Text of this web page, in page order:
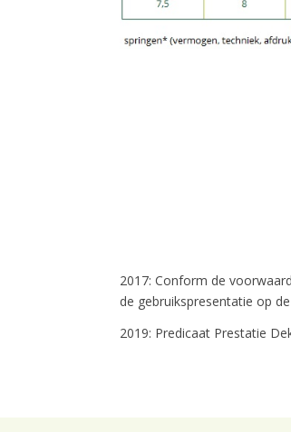
2017: Conform de
de gebruikspresentatie op
2019: Predicaat Prestatie